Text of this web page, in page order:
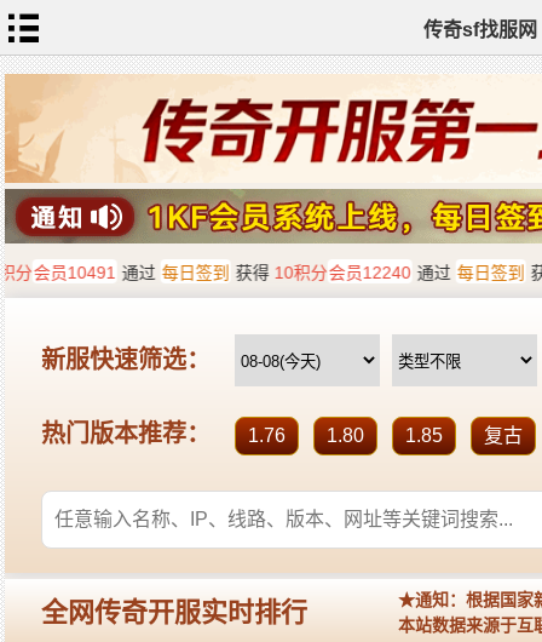
传奇sf找服网
首
页
传
奇
私
服
新
开
传
奇
热
血
传
奇
sf
找
服
发
布
全
站
标
签